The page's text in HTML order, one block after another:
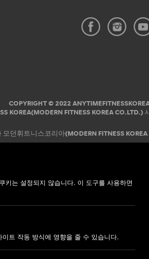
COPYRIGHT © 2022
KOREA(MODERN FITNESS KOREA CO.LTD.)
던휘트니스코리아(MODERN FITNESS
키는 설정되지 않습니다. 이 도구를 사용하면
트 작동 방식에 영향을 줄 수 있습니다.